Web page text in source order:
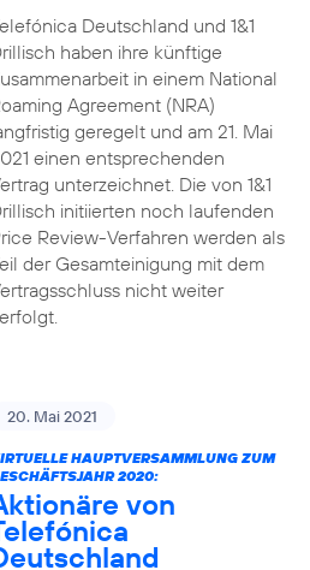
Deutschland und 1&1
haben ihre künftige
in einem National
Agreement (NRA)
geregelt und am 21. Mai
einen entsprechenden
unterzeichnet. Die von 1&1
initiierten noch laufenden
Review-Verfahren werden als
der Gesamteinigung mit dem
nicht weiter
20. Mai 2021
HAUPTVERSAMMLUNG ZUM
2020:
von